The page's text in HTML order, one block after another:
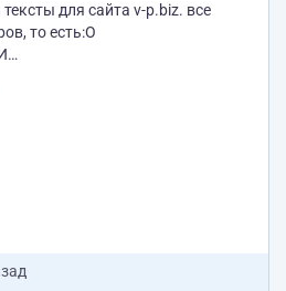
для сайта v-p.biz. все
то есть:О
О нас